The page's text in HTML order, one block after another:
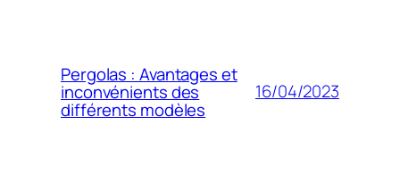
Pergolas : Avantages et
inconvénients des
différents modèles
16/04/2023